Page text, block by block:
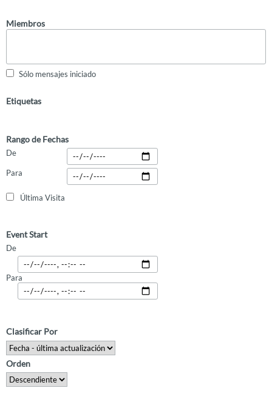
Miembros
Sólo mensajes iniciado
Etiquetas
Rango de Fechas
De
Para
Última Visita
Event Start
De
Para
Clasificar Por
Orden